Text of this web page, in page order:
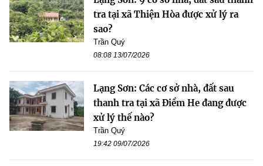
tra tại xã Thiện Hòa được xử lý ra
sao?
Trần Quý
08:08 13/07/2026
Lạng Sơn: Các cơ sở nhà, đất sau
thanh tra tại xã Điềm He đang được
xử lý thế nào?
Trần Quý
19:42 09/07/2026